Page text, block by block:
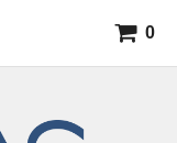
0